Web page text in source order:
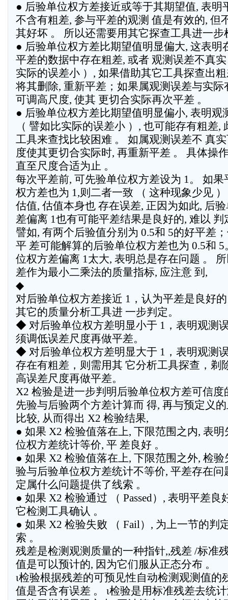
● 后验单位权方差接近或等于其期望值, 表明
不含有粗差, 参与平差的观测 值是有效的, 但
其好坏 。 所以还需要用其它探查工具进一步
● 后验单位权方差比期望值明显偏大, 这表明
平差的数据中存在粗差, 或者 观测误差不真
实际的误差小 ）, 如果借助其它工具探查出
将其删除, 重新平差；如果属观测误差与实际
可调高尺度, 使其 更切合实际再次平差 。
● 后验单位权方差比期望值明显偏小, 表明观
（ 譬如比实际的误差小 ）, 也可能存有粗差,
工具来查找比较困难 。 如属观测误差不 真
度使其更切合实际时, 再重新平差 。 具体操
直至尺度合适为止 。
每次平差前, 可先验单位权方差设为 1。 如果
权方差也为 1,则二者一致 （ 这种现象少见
估值, 估值本身也 存在误差, 正因为如此, 后
差偏离 1也有可能平差结果是良好的, 难以 判
譬如, 有两个后验值分别为 0.5和 5的好平差
平 差可能解算的后验单位权方差也为 0.5和
位权方差偏离 1太大, 表明总是存在问题 。
差作为最小二乘法的质量指标, 应注意 到,
◆
对后验单位权方差接近 1，认为平差是良好
其它的质量分析工具进 一步判定。
◆ 对后验单位权方差明显小于 1，表明观测
须调低误差尺度再做平差。
◆ 对后验单位权方差明显大于 1，表明观测
存在有粗差，则需用其 它分析工具探查，剃
高误差尺度再做平差。
Χ2 检验是进一步判明后验单位权方差可信度
先验与后验两个方差计算而 得, 再与预定义
比较, 从而得出 Χ2 检验结果,
● 如果 Χ2 检验值落在上, 下限范围之内, 表
位权方差统计等价, 平 差良好 。
● 如果 Χ2 检验值落在上, 下限范围之外, 检验
验与后验单位权方差统计不等价, 平差存在问
定属什么问题提供了线索 。
● 如果 Χ2 检验通过 （ Passed）, 表明平差良
它检测工具确认 。
● 如果 Χ2 检验失败 （ Fail）, 为上一节的判
索 。
残差是检测观测质量的一种指针,,残差 /标准
值是可以预计的, 因为它们服从正态分布 。
ι检验根据残差的可预见性自动检测观测值的
值是否含有误差 。 ι检验是用标准残差去统